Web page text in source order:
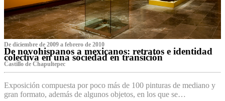
De diciembre de 2009 a febrero de 2010
De novohispanos a mexicanos: retratos e identidad
colectiva en una sociedad en transición
Castillo de Chapultepec
Exposición compuesta por poco más de 100 pinturas de mediano y
gran formato, además de algunos objetos, en los que se…